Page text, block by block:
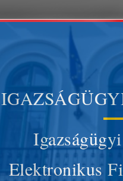
Elektronikus